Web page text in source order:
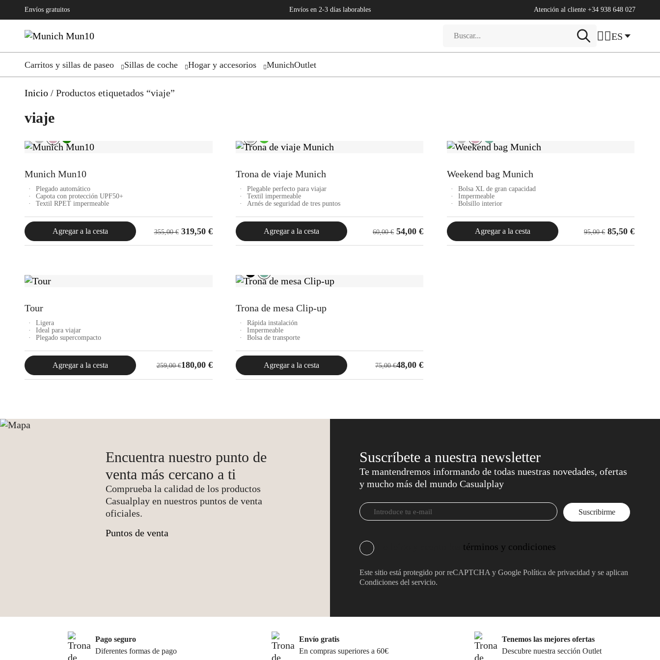
Envíos gratuitos Envíos en 2-3 días laborables Atención al cliente +34 938 648 027
ES
Carritos y sillas de paseo Sillas de coche Hogar y accesorios MunichOutlet
Inicio / Productos etiquetados “viaje”
viaje
Munich Mun10
Plegado automático
Capota con protección UPF50+
Textil RPET impermeable
Agregar a la cesta 355,00€ 319,50 €
Trona de viaje Munich
Plegable perfecto para viajar
Textil impermeable
Arnés de seguridad de tres puntos
Agregar a la cesta 60,00€ 54,00€
Weekend bag Munich
Bolsa XL de gran capacidad
Impermeable
Bolsillo interior
Agregar a la cesta 95,00€ 85,50€
Tour
Ligera
Ideal para viajar
Plegado supercompacto
Agregar a la cesta 259,00€
El
180,00 €
El
Trona de mesa Clip-up
Rápida instalación
Impermeable
Bolsa de transporte
Agregar a la cesta 75,00€
El
48,00€
El
Encuentra nuestro punto de
venta más cercano a ti
Comprueba la calidad de los productos
Casualplay en nuestros puntos de venta
oficiales.
Puntos de venta
Suscríbete a nuestra newsletter
Te mantendremos informando de todas nuestras novedades, ofertas
y mucho más del mundo Casualplay
términos y condiciones
Este sitio está protegido por reCAPTCHA y Google Política de privacidad y se aplican
Condiciones del servicio.
Pago seguro
Diferentes formas de pago
Envío gratis
En compras superiores a 60€
Tenemos las mejores ofertas
Descubre nuestra sección Outlet